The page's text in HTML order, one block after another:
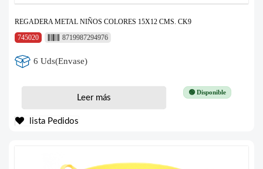
REGADERA METAL NIÑOS COLORES 15X12 CMS. CK9
745020
8719987294976
6 Uds(Envase)
🟢 Disponible
Leer más
lista Pedidos